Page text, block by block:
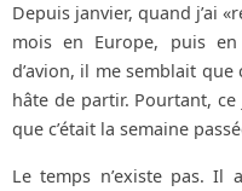
Depuis janvier, quand j’ai
mois en Europe, puis
d’avion, il me semblait
hâte de partir. Pourtant,
que c’était la semaine
Le temps n’existe pas. Il